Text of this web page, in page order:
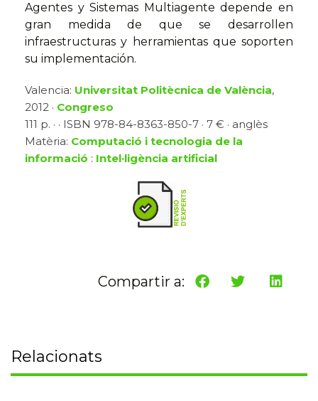
Agentes y Sistemas Multiagente depende en
gran medida de que se desarrollen
infraestructuras y herramientas que soporten
su implementación.
Valencia: Universitat Politècnica de València,
2012 · Congreso
111 p. · · ISBN 978-84-8363-850-7 · 7 € · anglès
Matèria: Computació i tecnologia de la
informació : Intel·ligència artificial
Compartir a:
Relacionats